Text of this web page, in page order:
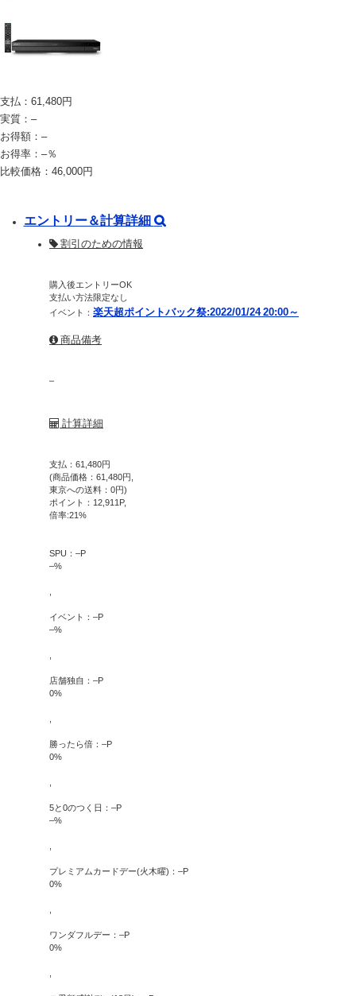
支払： 61,480円
実質： –
お得額： –
お得率： –％
比較価格： 46,000円
エントリー＆計算詳細
割引のための情報
購入後エントリーOK
支払い方法限定なし
イベント： 楽天超ポイントバック祭:2022/01/24 20:00～
商品備考
–
計算詳細
支払： 61,480円
(商品価格： 61,480円,
東京への送料： 0円)
ポイント： 12,911 P,
倍率:21 %
SPU： –P
–%
イベント： –P
–%
店舗独自： –P
0%
勝ったら倍： –P
0%
5と0のつく日： –P
–%
プレミアムカードデー(火木曜)： –P
0%
ワンダフルデー： –P
0%